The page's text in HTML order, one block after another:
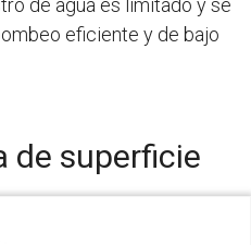
de agua es limitado y se
eficiente y de bajo
de superficie